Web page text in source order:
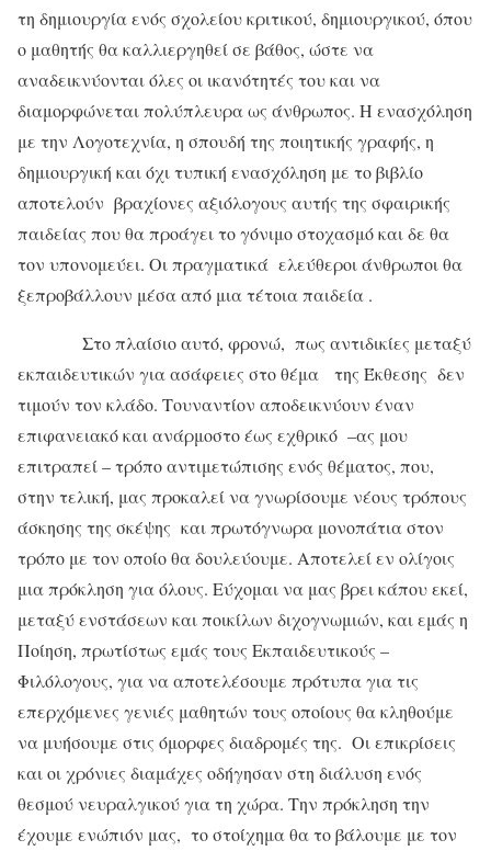
τη δημιουργία ενός σχολείου κριτικού, δημιουργικού, όπου
ο μαθητής θα καλλιεργηθεί σε βάθος, ώστε να
αναδεικνύονται όλες οι ικανότητές του και να
διαμορφώνεται πολύπλευρα ως άνθρωπος. Η ενασχόληση
με την Λογοτεχνία, η σπουδή της ποιητικής γραφής, η
δημιουργική και όχι τυπική ενασχόληση με το βιβλίο
αποτελούν βραχίονες αξιόλογους αυτής της σφαιρικής
παιδείας που θα προάγει το γόνιμο στοχασμό και δε θα
τον υπονομεύει. Οι πραγματικά ελεύθεροι άνθρωποι θα
ξεπροβάλλουν μέσα από μια τέτοια παιδεία .
Στο πλαίσιο αυτό, φρονώ, πως αντιδικίες μεταξύ
εκπαιδευτικών για ασάφειες στο θέμα της Έκθεσης δεν
τιμούν τον κλάδο. Τουναντίον αποδεικνύουν έναν
επιφανειακό και ανάρμοστο έως εχθρικό –ας μου
επιτραπεί – τρόπο αντιμετώπισης ενός θέματος, που,
στην τελική, μας προκαλεί να γνωρίσουμε νέους τρόπους
άσκησης της σκέψης και πρωτόγνωρα μονοπάτια στον
τρόπο με τον οποίο θα δουλεύουμε. Αποτελεί εν ολίγοις
μια πρόκληση για όλους. Εύχομαι να μας βρει κάπου εκεί,
μεταξύ ενστάσεων και ποικίλων διχογνωμιών, και εμάς η
Ποίηση, πρωτίστως εμάς τους Εκπαιδευτικούς –
Φιλόλογους, για να αποτελέσουμε πρότυπα για τις
επερχόμενες γενιές μαθητών τους οποίους θα κληθούμε
να μυήσουμε στις όμορφες διαδρομές της. Οι επικρίσεις
και οι χρόνιες διαμάχες οδήγησαν στη διάλυση ενός
θεσμού νευραλγικού για τη χώρα. Την πρόκληση την
έχουμε ενώπιόν μας, το στοίχημα θα το βάλουμε με τον